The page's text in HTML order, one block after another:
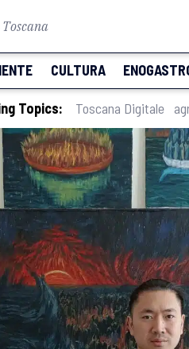
CULTURA
Topics: Toscana Digitale